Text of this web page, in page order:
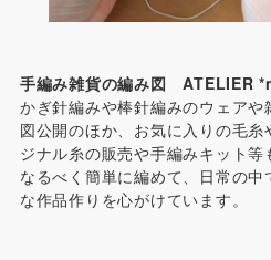
手編み雑貨の編み図 ATELIER
かぎ針編みや棒針編みのウェア
図公開のほか、お気に入りの毛糸
ジナル糸の販売や手編みキット等
なるべく簡単に編めて、日常の中
な作品作りを心がけています。